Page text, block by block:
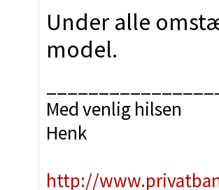
Under alle
model.
Med venlig hilsen
Henk
http://